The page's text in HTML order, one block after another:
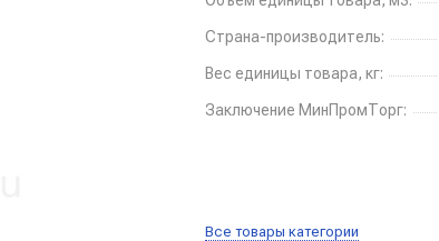
Страна-производитель:
Вес единицы товара, кг:
Заключение МинПромТорг:
Все товары категории